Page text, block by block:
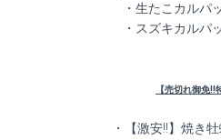
・生たこカル
・スズキカル
【売切れ御免!!
・【激安!!】焼き